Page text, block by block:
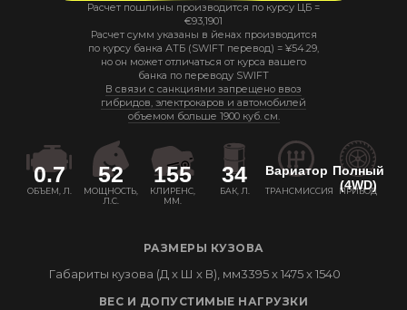
ОБЪЕМ, Л.
0.7
МОЩНОСТЬ,
Л.С.
52
КЛИРЕНС,
ММ.
155
БАК, Л.
34
ТРАНСМИССИЯ
Вариатор
ПРИВОД
Полный
(4WD)
РАЗМЕРЫ КУЗОВА
Габариты кузова (Д x Ш x В), мм3395 x 1475 x 1540
ВЕС И ДОПУСТИМЫЕ НАГРУЗКИ
Расчет пошлины производится по курсу ЦБ =
€93,1901
Расчет сумм указаны в йенах производится
по курсу банка АТБ (SWIFT перевод) = ¥54.29,
но он может отличаться от курса вашего
банка по переводу SWIFT
В связи с санкциями запрещено ввоз
гибридов, электрокаров и автомобилей
объемом больше 1900 куб. см.